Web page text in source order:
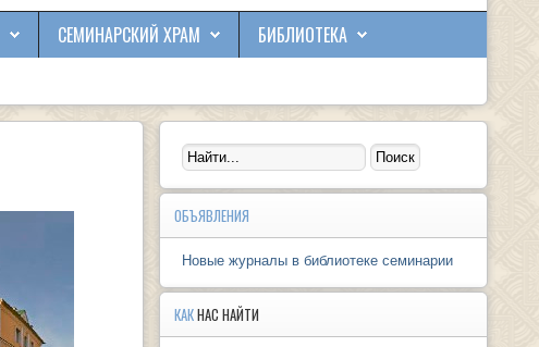
СЕМИНАРСКИЙ ХРАМ БИБЛИОТЕКА
ОБЪЯВЛЕНИЯ
Новые журналы в библиотеке семинарии
КАКНАС НАЙТИ